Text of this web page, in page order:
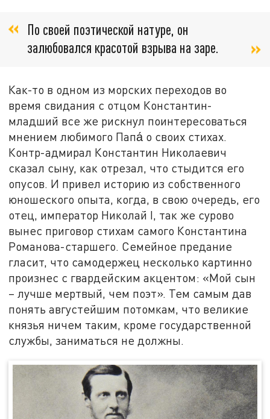
По своей поэтической натуре, он
залюбовался красотой взрыва на заре.
Как-то в одном из морских переходов во
время свидания с отцом Константин-
младший все же рискнул поинтересоваться
мнением любимого Папа́ о своих стихах.
Контр-адмирал Константин Николаевич
сказал сыну, как отрезал, что стыдится его
опусов. И привел историю из собственного
юношеского опыта, когда, в свою очередь, его
отец, император Николай I, так же сурово
вынес приговор стихам самого Константина
Романова-старшего. Семейное предание
гласит, что самодержец несколько картинно
произнес с гвардейским акцентом: «Мой сын
– лучше мертвый, чем поэт». Тем самым дав
понять августейшим потомкам, что великие
князья ничем таким, кроме государственной
службы, заниматься не должны.